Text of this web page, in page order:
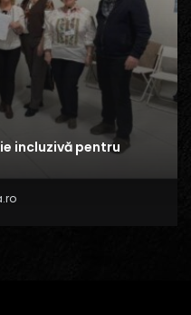
incluzivă pentru